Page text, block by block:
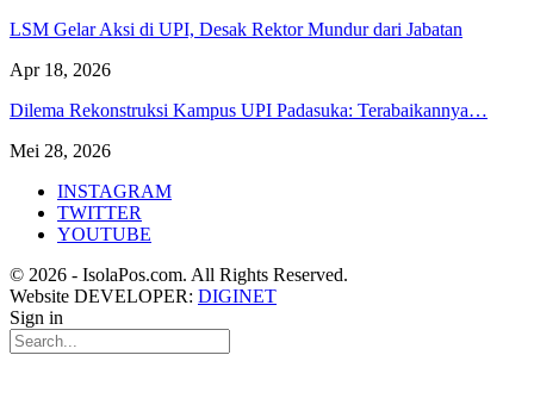
LSM Gelar Aksi di UPI, Desak Rektor Mundur dari Jabatan
Apr 18, 2026
Dilema Rekonstruksi Kampus UPI Padasuka: Terabaikannya…
Mei 28, 2026
INSTAGRAM
TWITTER
YOUTUBE
© 2026 - IsolaPos.com. All Rights Reserved.
Website DEVELOPER: DIGINET
Sign in